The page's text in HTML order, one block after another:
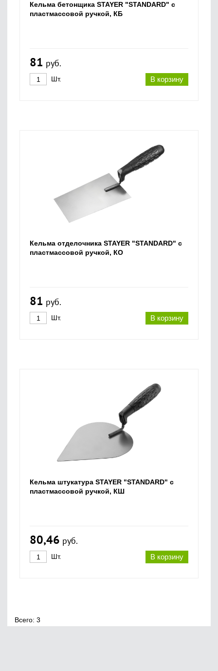
Кельма бетонщика STAYER "STANDARD" с
пластмассовой ручкой, КБ
81 руб.
В корзину
Шт.
Кельма отделочника STAYER "STANDARD" с
пластмассовой ручкой, КО
81 руб.
В корзину
Шт.
Кельма штукатура STAYER "STANDARD" с
пластмассовой ручкой, КШ
80,46 руб.
В корзину
Шт.
Всего: 3